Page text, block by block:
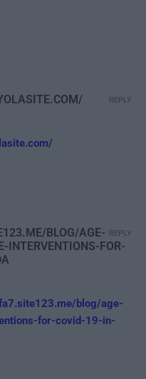
REPLY
BLOG/AGE-
INTERVENTIONS-FOR-
blog/age-
for-covid-19-in-
REPLY